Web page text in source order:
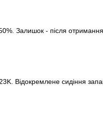
Залишок - після отримання
Відокремлене сидіння